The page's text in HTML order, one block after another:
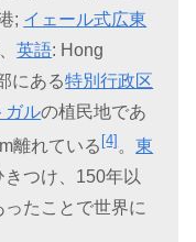
; イェール式広東
、英語: Hong
にある特別行政区
ガルの植民地であ
離れている [4]。東
つけ、150年以
ったことで世界に